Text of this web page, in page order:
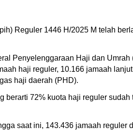
Reguler 1446 H/2025 M telah
Penyelenggaraan Haji dan
haji reguler, 10.166 jamaah
haji daerah (PHD).
72% kuota haji reguler
saat ini, 143.436 jamaah reguler